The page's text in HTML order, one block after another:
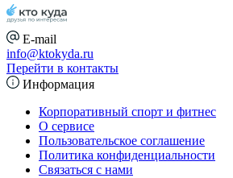
E-mail
info@ktokyda.ru
Перейти в контакты
Информация
Корпоративный спорт и фитнес
О сервисе
Пользовательское соглашение
Политика конфиденциальности
Связаться с нами